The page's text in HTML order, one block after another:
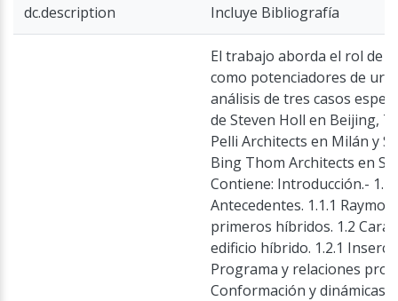
dc.description Incluye Bibliografía
El trabajo aborda el rol de
como potenciadores de
análisis de tres casos
de Steven Holl en Beijing,
Pelli Architects en Milán y
Bing Thom Architects en
Contiene: Introducción.-
Antecedentes. 1.1.1
primeros híbridos. 1.2
edificio híbrido. 1.2.1
Programa y relaciones
Conformación y dinámicas